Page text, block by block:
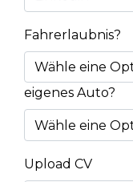
Fahrerlaubnis?
eigenes Auto?
Upload CV